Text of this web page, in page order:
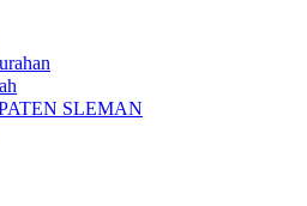
SLEMAN